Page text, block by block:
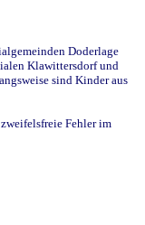
Doderlage
Klawittersdorf und
sind Kinder aus
Fehler im